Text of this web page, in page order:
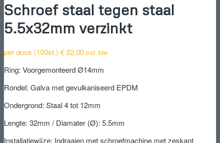
Schroef staal tegen staal
5.5x32mm verzinkt
per doos (100st.) €22,00 incl. btw
Ring: Voorgemonteerd Ø14mm
Rondel: Galva met gevulkaniseerd EPDM
Ondergrond: Staal 4 tot 12mm
Lengte: 32mm / Diamater (Ø): 5.5mm
Installatiewijze: Indraaien met schroefmachine met zeskant